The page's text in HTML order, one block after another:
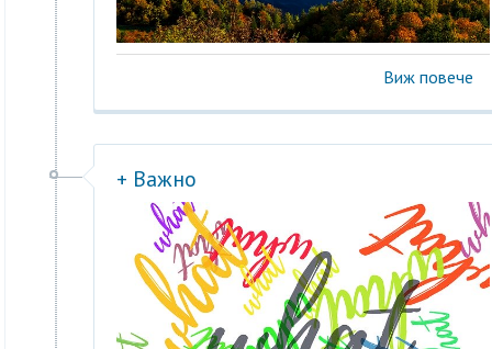
Виж повече
+ Важно